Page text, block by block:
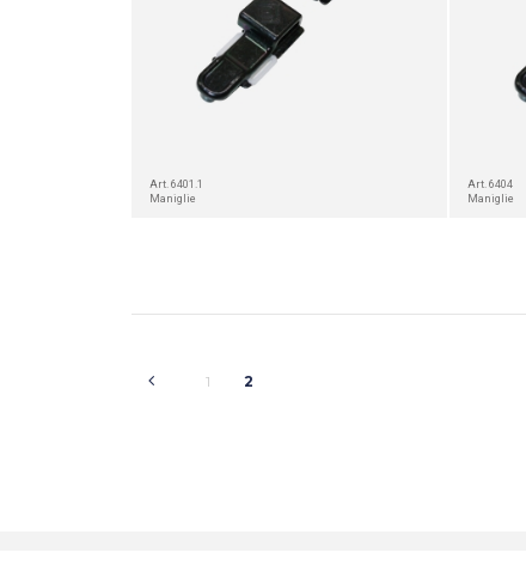
Art. 6401.1
Maniglie
Art. 6404
Maniglie
1 2